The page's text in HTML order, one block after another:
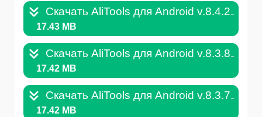
Скачать AliTools для Android v.8.4.2.APK
17.43 MB
Скачать AliTools для Android v.8.3.8.APK
17.42 MB
Скачать AliTools для Android v.8.3.7.APK
17.42 MB